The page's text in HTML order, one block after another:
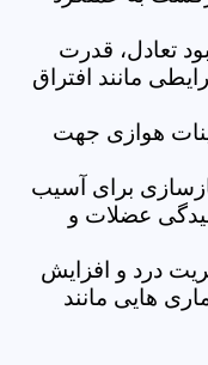
تعادل، قدرت
مانند افتراق
هوازی جهت
برای آسیب
عضلات و
درد و افزایش
هایی مانند